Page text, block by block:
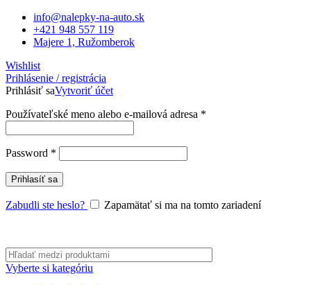
info@nalepky-na-auto.sk
+421 948 557 119
Majere 1, Ružomberok
Wishlist
Prihlásenie / registrácia
Prihlásiť saVytvoriť účet
Používateľské meno alebo e-mailová adresa *
Password *
Prihlasíť sa
Zabudli ste heslo? Zapamätať si ma na tomto zariadení
Vyberte si kategóriu